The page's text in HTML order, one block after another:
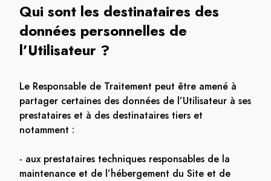
Qui sont les destinataires des
données personnelles de
l’Utilisateur ?
Le Responsable de Traitement peut être amené à
partager certaines des données de l’Utilisateur à ses
prestataires et à des destinataires tiers et
notamment :
- aux prestataires techniques responsables de la
maintenance et de l’hébergement du Site et de